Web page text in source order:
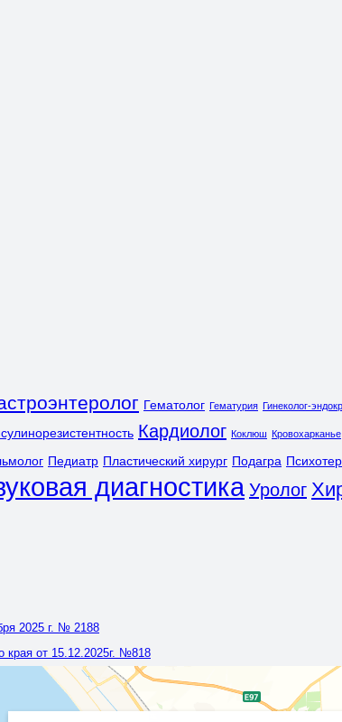
Гематолог Гематурия Гинеколог-
Кардиолог Коклюш Кровохарканье
Педиатр Пластический хирург Подагра
диагностика Уролог
2025 г. № 2188
края от 15.12.2025г. №818